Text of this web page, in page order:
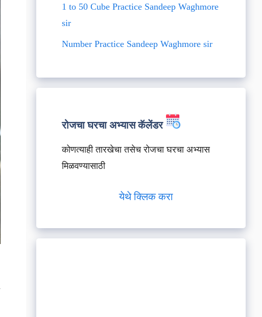
1 to 50 Cube Practice Sandeep Waghmore
sir
Number Practice Sandeep Waghmore sir
रोजचा घरचा अभ्यास कॅलेंडर
कोणत्याही तारखेचा तसेच रोजचा घरचा अभ्यास
मिळवण्यासाठी
येथे क्लिक करा